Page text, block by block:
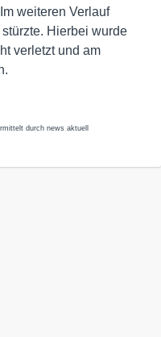
weiteren Verlauf
Hierbei wurde
verletzt und am
durch news aktuell